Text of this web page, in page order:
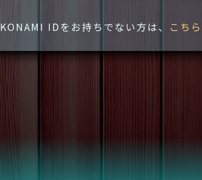
KONAMI IDをお持ちでない方は、 こちら